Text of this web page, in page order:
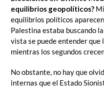
equilibrios geopolíticos?
equilibrios políticos
Palestina estaba buscando
vista se puede entender
mientras los segundos
No obstante, no hay que
internas que el Estado